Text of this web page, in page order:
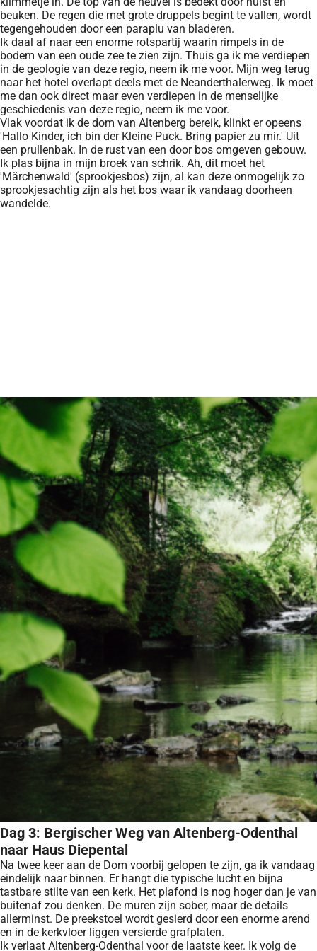
beuken. De regen die met grote druppels begint te vallen, wordt
tegengehouden door een paraplu van bladeren.
Ik daal af naar een enorme rotspartij waarin rimpels in de
bodem van een oude zee te zien zijn. Thuis ga ik me verdiepen
in de geologie van deze regio, neem ik me voor. Mijn weg terug
naar het hotel overlapt deels met de Neanderthalerweg. Ik moet
me dan ook direct maar even verdiepen in de menselijke
geschiedenis van deze regio, neem ik me voor.
Vlak voordat ik de dom van Altenberg bereik, klinkt er opeens
'Hallo Kinder, ich bin der Kleine Puck. Bring papier zu mir.' Uit
een prullenbak. In de rust van een door bos omgeven gebouw.
Ik plas bijna in mijn broek van schrik. Ah, dit moet het
'Märchenwald' (sprookjesbos) zijn, al kan deze onmogelijk zo
sprookjesachtig zijn als het bos waar ik vandaag doorheen
wandelde.
Dag 3: Bergischer Weg van Altenberg-Odenthal
naar Haus Diepental
Na twee keer aan de Dom voorbij gelopen te zijn, ga ik vandaag
eindelijk naar binnen. Er hangt die typische lucht en bijna
tastbare stilte van een kerk. Het plafond is nog hoger dan je van
buitenaf zou denken. De muren zijn sober, maar de details
allerminst. De preekstoel wordt gesierd door een enorme arend
en in de kerkvloer liggen versierde grafplaten.
Ik verlaat Altenberg-Odenthal voor de laatste keer. Ik volg de